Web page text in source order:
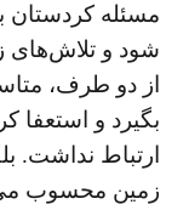
مسئله كردستان
شود و تلاش‌های
از دو طرف،
بگيرد و استعفا
ارتباط نداشت.
زمين محسوب